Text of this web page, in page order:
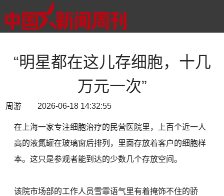
“明星都在这儿存细胞，十几
万元一次”
周游 2026-06-18 14:32:55
在上海一家专注细胞治疗的民营医院里，上百个近一人
高的液氮罐在玻璃窗后排列，里面存放着客户的细胞样
本。这只是参观者能到达的少数几个存放空间。
该院市场部的工作人员雪霏语气里有着掩饰不住的骄